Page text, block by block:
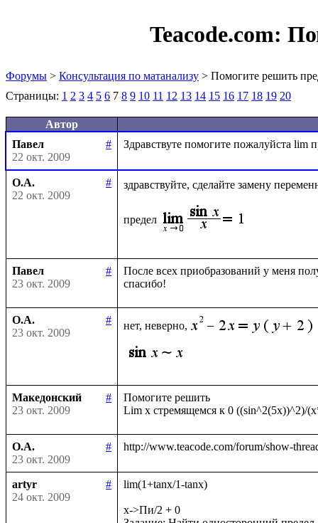
Teacode.com:
Форумы > Консультация по матанализу > Помогите решить
Страницы: 1 2 3 4 5 6 7 8 9 10 11 12 13 14 15 16 17 18 19 20
Автор
Павел
#
22 окт. 2009
О.А.
#
22 окт. 2009
здравствуйте, сделайте замену
предел
Павел
#
23 окт. 2009
После всех приобразований у меня
О.А.
#
23 окт. 2009
нет, неверно,
Македонский
#
23 окт. 2009
Помогите решить
О.А.
#
23 окт. 2009
artyr
#
24 окт. 2009
lim(1+tanx/1-tanx)
x->Пи/2 + 0